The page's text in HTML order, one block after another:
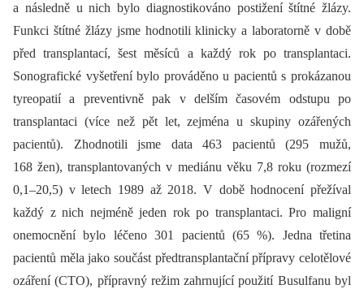
a následně u nich bylo diagnostikováno postižení štítné žlázy.
Funkci štítné žlázy jsme hodnotili klinicky a laboratorně v době
před transplantací, šest měsíců a každý rok po transplantaci.
Sonografické vyšetření bylo prováděno u pacientů s prokázanou
tyreopatií a preventivně pak v delším časovém odstupu po
transplantaci (více než pět let, zejména u skupiny ozářených
pacientů). Zhodnotili jsme data 463 pacientů (295 mužů,
168 žen), transplantovaných v mediánu věku 7,8 roku (rozmezí
0,1–20,5) v letech 1989 až 2018. V době hodnocení přežíval
každý z nich nejméně jeden rok po transplantaci. Pro maligní
onemocnění bylo léčeno 301 pacientů (65 %). Jedna třetina
pacientů měla jako součást předtransplantační přípravy celotělové
ozáření (CTO), přípravný režim zahrnující použití Busulfanu byl